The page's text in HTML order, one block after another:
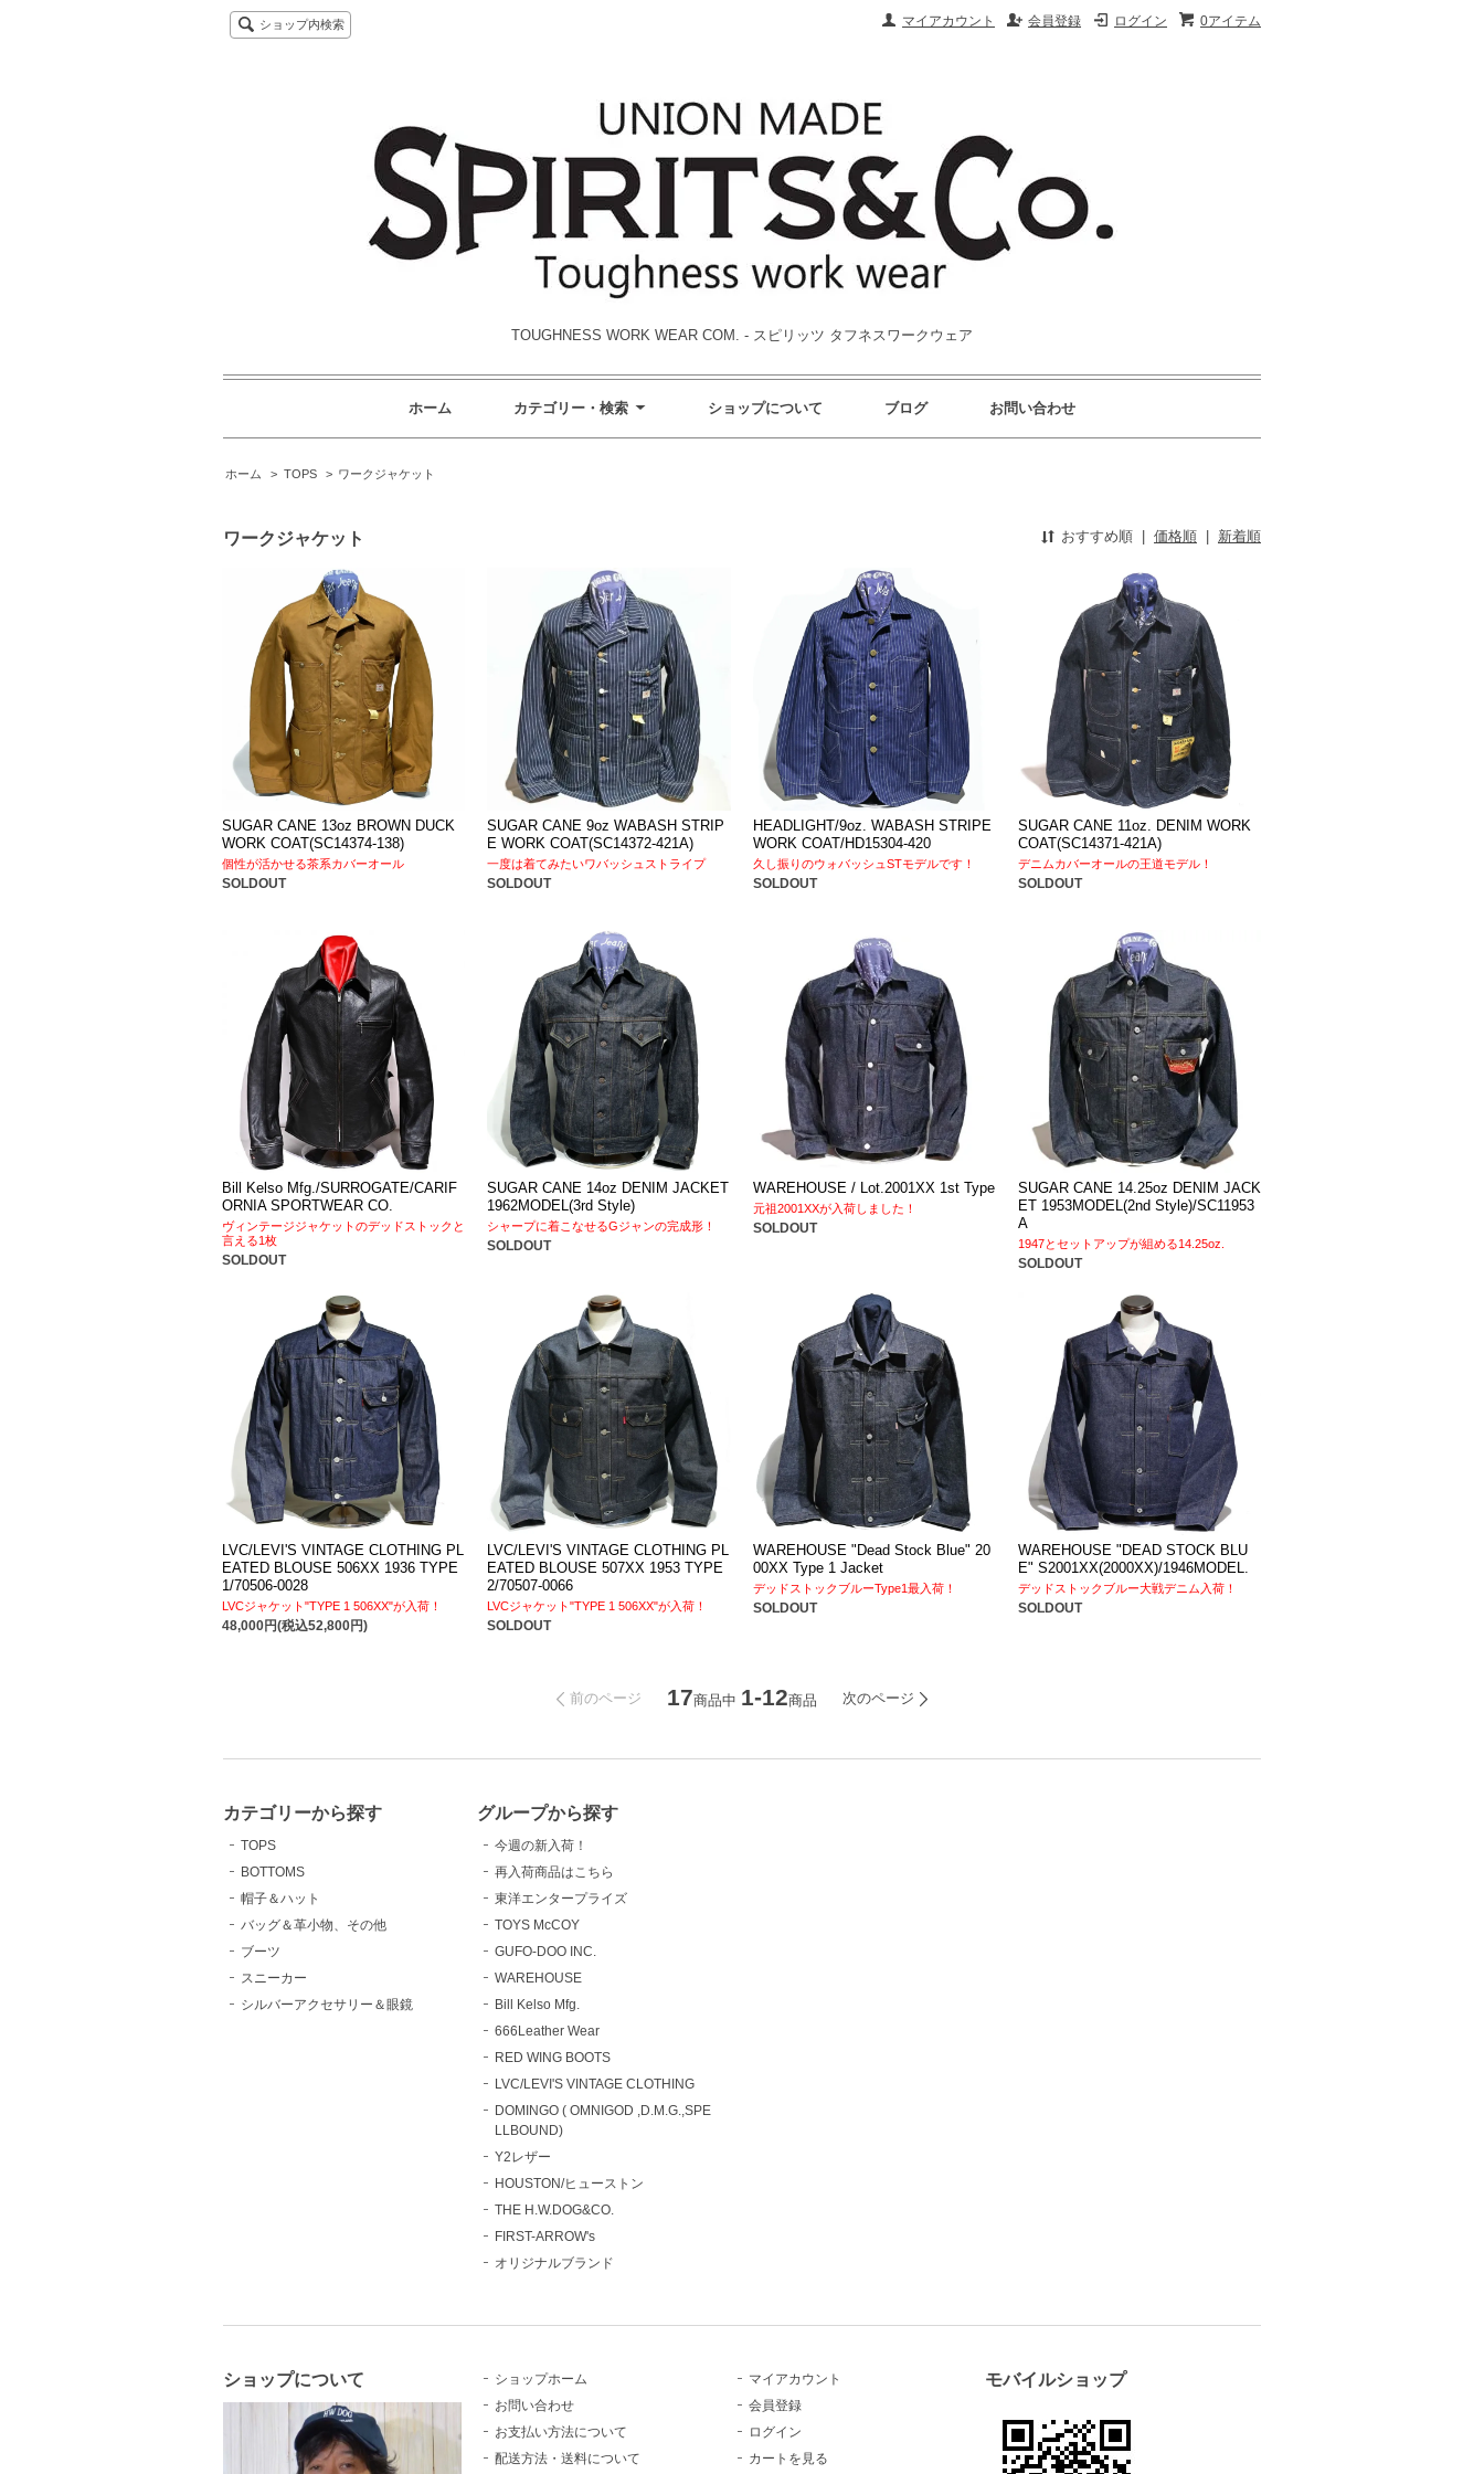
0アイテム
ログイン
会員登録
マイアカウント
ショップ内検索
TOUGHNESS WORK WEAR COM. - スピリッツ タフネスワークウェア
ホーム カテゴリー・検索 ショップについて ブログ お問い合わせ
ホーム > TOPS > ワークジャケット
ワークジャケット おすすめ順 | 価格順 | 新着順
SUGAR CANE 13oz BROWN DUCK
WORK COAT(SC14374-138)
個性が活かせる茶系カバーオール
SOLDOUT
SUGAR CANE 9oz WABASH STRIP
E WORK COAT(SC14372-421A)
一度は着てみたいワバッシュストライプ
SOLDOUT
HEADLIGHT/9oz. WABASH STRIPE
WORK COAT/HD15304-420
久し振りのウォバッシュSTモデルです！
SOLDOUT
SUGAR CANE 11oz. DENIM WORK
COAT(SC14371-421A)
デニムカバーオールの王道モデル！
SOLDOUT
Bill Kelso Mfg./SURROGATE/CARIF
ORNIA SPORTWEAR CO.
ヴィンテージジャケットのデッドストックと
言える1枚
SOLDOUT
SUGAR CANE 14oz DENIM JACKET
1962MODEL(3rd Style)
シャープに着こなせるGジャンの完成形！
SOLDOUT
WAREHOUSE / Lot.2001XX 1st Type
元祖2001XXが入荷しました！
SOLDOUT
SUGAR CANE 14.25oz DENIM JACK
ET 1953MODEL(2nd Style)/SC11953
A
1947とセットアップが組める14.25oz.
SOLDOUT
LVC/LEVI'S VINTAGE CLOTHING PL
EATED BLOUSE 506XX 1936 TYPE
1/70506-0028
LVCジャケット"TYPE 1 506XX"が入荷！
48,000円(税込52,800円)
LVC/LEVI'S VINTAGE CLOTHING PL
EATED BLOUSE 507XX 1953 TYPE
2/70507-0066
LVCジャケット"TYPE 1 506XX"が入荷！
SOLDOUT
WAREHOUSE "Dead Stock Blue" 20
00XX Type 1 Jacket
デッドストックブルーType1最入荷！
SOLDOUT
WAREHOUSE "DEAD STOCK BLU
E" S2001XX(2000XX)/1946MODEL.
デッドストックブルー大戦デニム入荷！
SOLDOUT
前のページ 17商品中 1-12商品 次のページ
カテゴリーから探す
TOPS
BOTTOMS
帽子＆ハット
バッグ＆革小物、その他
ブーツ
スニーカー
シルバーアクセサリー＆眼鏡
グループから探す
今週の新入荷！
再入荷商品はこちら
東洋エンタープライズ
TOYS McCOY
GUFO-DOO INC.
WAREHOUSE
Bill Kelso Mfg.
666Leather Wear
RED WING BOOTS
LVC/LEVI'S VINTAGE CLOTHING
DOMINGO ( OMNIGOD ,D.M.G.,SPE
LLBOUND)
Y2レザー
HOUSTON/ヒューストン
THE H.W.DOG&CO.
FIRST-ARROW's
オリジナルブランド
ショップについて
ショップホーム
お問い合わせ
お支払い方法について
配送方法・送料について
マイアカウント
会員登録
ログイン
カートを見る
モバイルショップ